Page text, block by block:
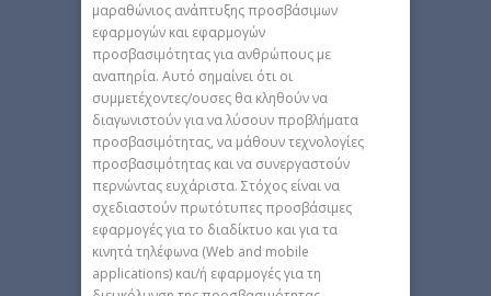
μαραθώνιος ανάπτυξης προσβάσιμων
εφαρμογών και εφαρμογών
προσβασιμότητας για ανθρώπους με
αναπηρία. Αυτό σημαίνει ότι οι
συμμετέχοντες/ουσες θα κληθούν να
διαγωνιστούν για να λύσουν προβλήματα
προσβασιμότητας, να μάθουν τεχνολογίες
προσβασιμότητας και να συνεργαστούν
περνώντας ευχάριστα. Στόχος είναι να
σχεδιαστούν πρωτότυπες προσβάσιμες
εφαρμογές για το διαδίκτυο και για τα
κινητά τηλέφωνα (Web and mobile
applications) και/ή εφαρμογές για τη